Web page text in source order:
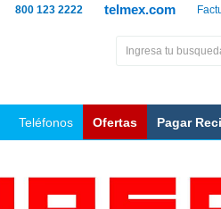
telmex.com
800 123 2222
Teléfonos Ofertas Pagar